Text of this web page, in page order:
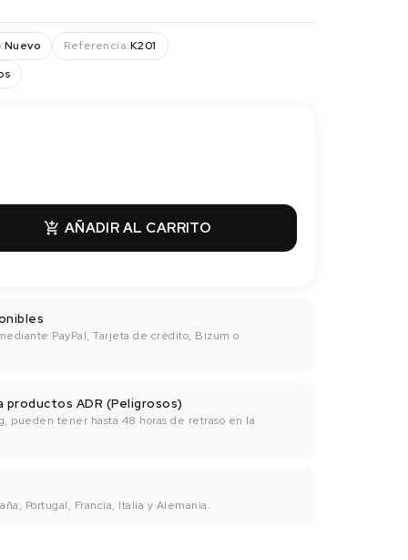
Nuevo Referencia:K201
 AÑADIR AL CARRITO
PayPal, Tarjeta de crédito, Bizum o
productos ADR (Peligrosos)
pueden tener hasta 48 horas de retraso en la
Portugal, Francia, Italia y Alemania.